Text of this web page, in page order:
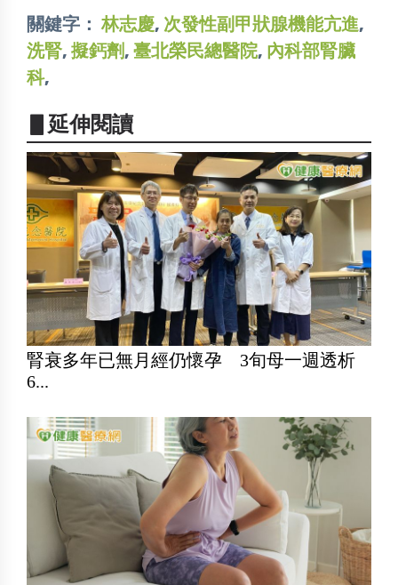
關鍵字：林志慶, 次發性副甲狀腺機能亢進,
洗腎, 擬鈣劑, 臺北榮民總醫院, 內科部腎臟
科,
▋延伸閱讀
腎衰多年已無月經仍懷孕 3旬母一週透析
6...